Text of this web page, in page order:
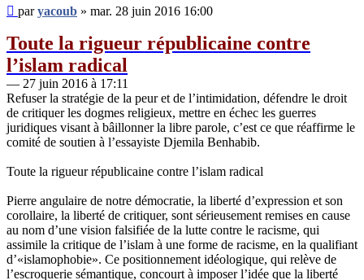
Message
non
lu
paryacoub » mar. 28 juin 2016 16:00
Toute la rigueur républicaine contre
l’islam radical
— 27 juin 2016 à 17:11
Refuser la stratégie de la peur et de l’intimidation, défendre le droit
de critiquer les dogmes religieux, mettre en échec les guerres
juridiques visant à bâillonner la libre parole, c’est ce que réaffirme le
comité de soutien à l’essayiste Djemila Benhabib.
Toute la rigueur républicaine contre l’islam radical
Pierre angulaire de notre démocratie, la liberté d’expression et son
corollaire, la liberté de critiquer, sont sérieusement remises en cause
au nom d’une vision falsifiée de la lutte contre le racisme, qui
assimile la critique de l’islam à une forme de racisme, en la qualifiant
d’«islamophobie». Ce positionnement idéologique, qui relève de
l’escroquerie sémantique, concourt à imposer l’idée que la liberté